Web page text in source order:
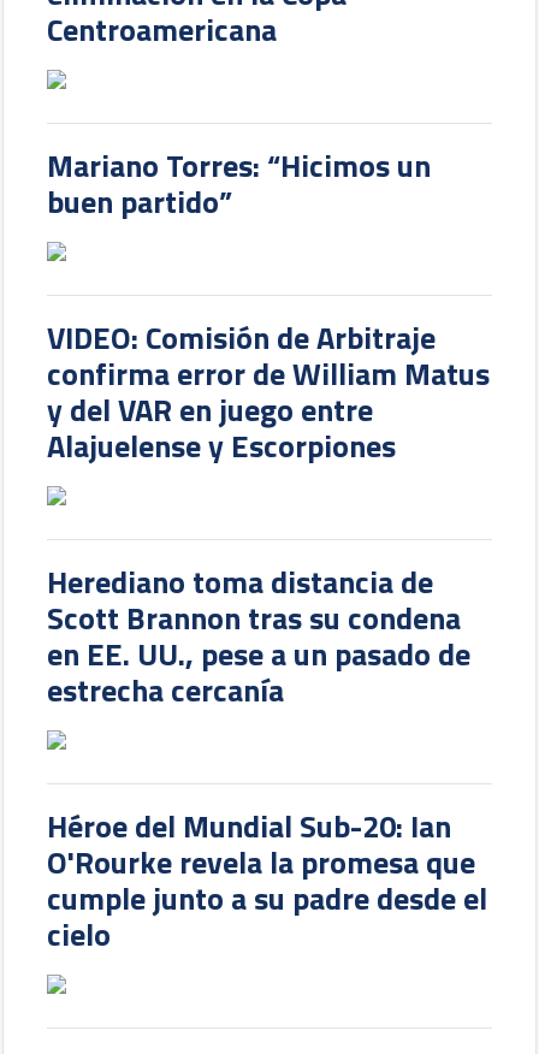
Centroamericana
Mariano Torres: “Hicimos un
buen partido”
VIDEO: Comisión de Arbitraje
confirma error de William Matus
y del VAR en juego entre
Alajuelense y Escorpiones
Herediano toma distancia de
Scott Brannon tras su condena
en EE. UU., pese a un pasado de
estrecha cercanía
Héroe del Mundial Sub-20: Ian
O'Rourke revela la promesa que
cumple junto a su padre desde el
cielo